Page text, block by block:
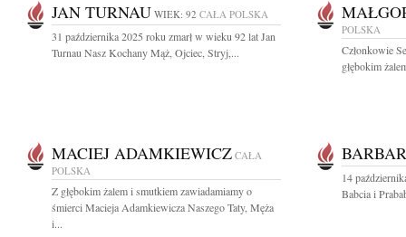
JAN TURNAU WIEK: 92 CAŁA POLSKA
31 października 2025 roku zmarł w wieku 92 lat Jan
Turnau Nasz Kochany Mąż, Ojciec, Stryj,...
POLSKA
Członkowie
głębokim
MACIEJ ADAMKIEWICZ CAŁA
POLSKA
Z głębokim żalem i smutkiem zawiadamiamy o
śmierci Macieja Adamkiewicza Naszego Taty, Męża
i...
14
Babcia i